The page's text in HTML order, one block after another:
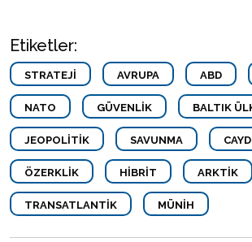
Etiketler:
STRATEJI AVRUPA ABD
NATO GÜVENLIK BALTIK
JEOPOLITIK SAVUNMA
ÖZERKLIK HIBRIT ARKTIK
TRANSATLANTIK MÜNIH